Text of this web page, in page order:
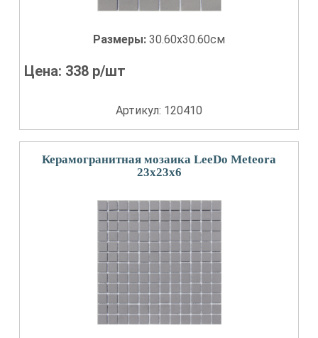
Размеры: 30.60x30.60см
Цена: 338 р/шт
Артикул: 120410
Керамогранитная мозаика LeeDo Meteora
23x23x6